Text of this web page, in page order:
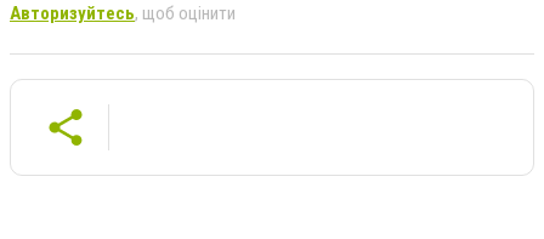
Авторизуйтесь, щоб оцінити